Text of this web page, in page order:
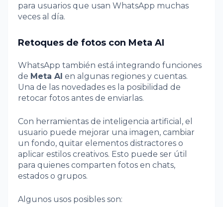
para usuarios que usan WhatsApp muchas
veces al día.
Retoques de fotos con Meta AI
WhatsApp también está integrando funciones
de Meta AI en algunas regiones y cuentas.
Una de las novedades es la posibilidad de
retocar fotos antes de enviarlas.
Con herramientas de inteligencia artificial, el
usuario puede mejorar una imagen, cambiar
un fondo, quitar elementos distractores o
aplicar estilos creativos. Esto puede ser útil
para quienes comparten fotos en chats,
estados o grupos.
Algunos usos posibles son: